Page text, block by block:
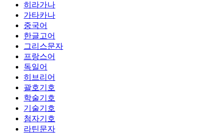
히라가나
가타카나
중국어
한글고어
그리스문자
프랑스어
독일어
히브리어
괄호기호
학술기호
기술기호
첨자기호
라틴문자